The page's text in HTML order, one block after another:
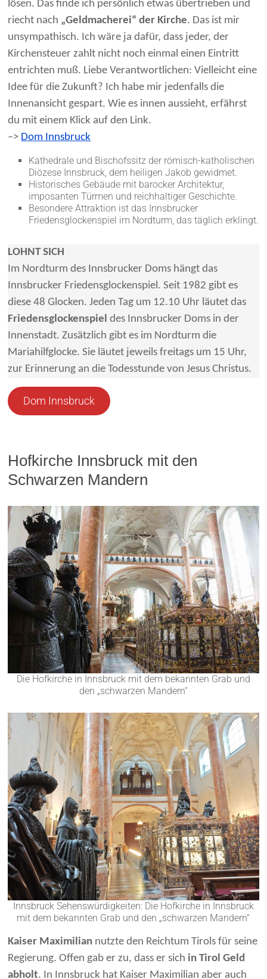
lösen. Das finde ich persönlich etwas übertrieben und
riecht nach „Geldmacherei“ der Kirche. Das ist mir
unsympathisch. Ich wäre ja dafür, dass jeder, der
Kirchensteuer zahlt nicht noch einmal einen Eintritt
entrichten muß. Liebe Verantwortlichen: Vielleicht eine
Idee für die Zukunft? Ich habe mir jedenfalls die
Innenansicht gespart. Wie es innen aussieht, erfährst
du mit einem Klick auf den Link.
–> Dom Innsbruck
Kathedrale und Bischofssitz der römisch-katholischen
Diözese Innsbruck, dem heiligen Jakob gewidmet.
Historisches Gebäude mit barocker Architektur,
imposanten Türmen und reichhaltiger Geschichte.
Besondere Attraktion ist das Innsbrucker
Friedensglockenspiel im Nordturm, das täglich erklingt.
LOHNT SICH
Im Nordturm des Innsbrucker Doms hängt das
Innsbrucker Friedensglockenspiel. Seit 1982 gibt es
diese 48 Glocken. Jeden Tag um 12.10 Uhr läutet das
Friedensglockenspiel des Innsbrucker Doms in der
Innenstadt. Zusätzlich gibt es im Nordturm die
Mariahilfglocke. Sie läutet jeweils freitags um 15 Uhr,
zur Erinnerung an die Todesstunde von Jesus Christus.
Dom Innsbruck
Hofkirche Innsbruck mit den
Schwarzen Mandern
Die Hofkirche in Innsbruck mit dem bekannten Grab und
den „schwarzen Mandern“
Innsbruck Sehenswürdigkeiten: Die Hofkirche in Innsbruck
mit dem bekannten Grab und den „schwarzen Mandern“
Kaiser Maximilian nutzte den Reichtum Tirols für seine
Regierung. Offen gab er zu, dass er sich in Tirol Geld
abholt. In Innsbruck hat Kaiser Maximilian aber auch